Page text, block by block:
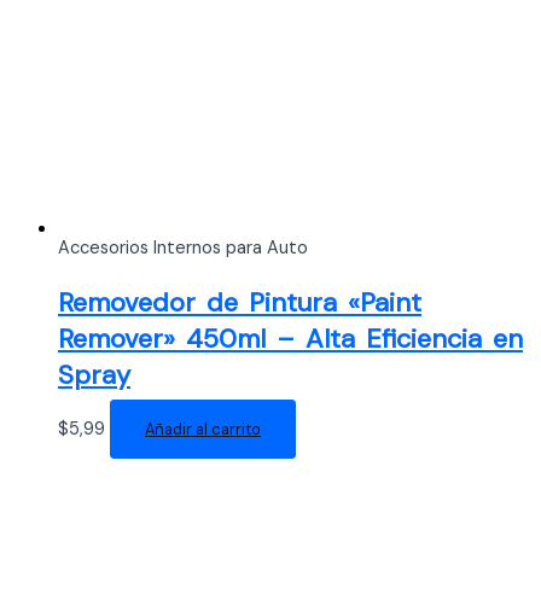
Accesorios Internos para Auto
Removedor de Pintura «Paint
Remover» 450ml – Alta Eficiencia en
Spray
$5,99 Añadir al carrito